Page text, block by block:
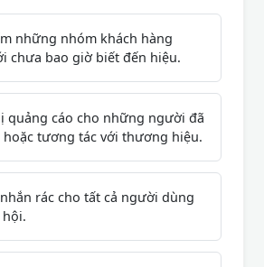
những nhóm khách hàng
chưa bao giờ biết đến hiệu.
quảng cáo cho những người đã
tương tác với thương hiệu.
rác cho tất cả người dùng